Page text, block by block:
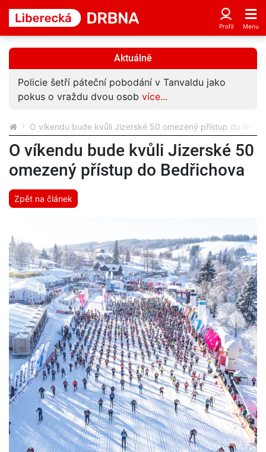
Aktuálně
Policie šetří páteční pobodání v Tanvaldu jako
pokus o vraždu dvou osob více...
O víkendu bude kvůli Jizerské 50 omezený přístup do
O víkendu bude kvůli Jizerské 50
omezený přístup do Bedřichova
Zpět na článek